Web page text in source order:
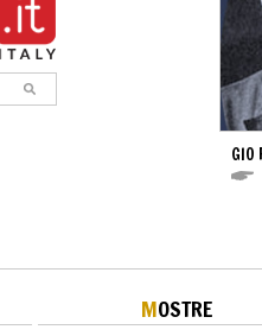
GIO
MOSTRE